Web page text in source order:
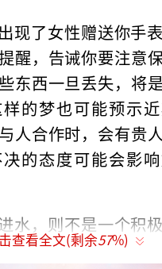
现了女性赠送你手表
醒，告诫你要注意
东西一旦丢失，将
的梦也可能预示
人合作时，会有贵
的态度可能会影
水，则不是一个积极
会遭遇友情或支持的
查看全文(剩余57%)